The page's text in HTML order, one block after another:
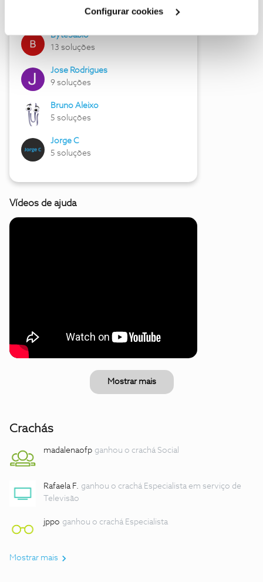
Configurar cookies
17 soluções
ByteSábio
13 soluções
Jose Rodrigues
9 soluções
Bruno Aleixo
5 soluções
Jorge C
5 soluções
Vídeos de ajuda
Mostrar mais
Crachás
madalenaofp ganhou o crachá Social
Rafaela F. ganhou o crachá Especialista em serviço de
Televisão
jppo ganhou o crachá Especialista
Mostrar mais